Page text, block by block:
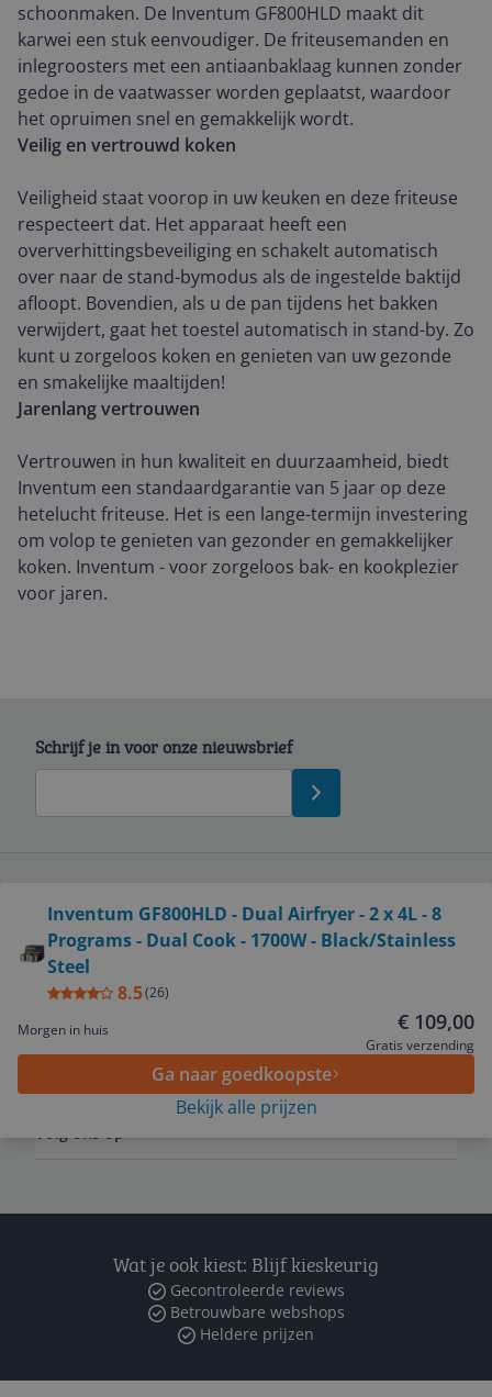
schoonmaken. De Inventum GF800HLD maakt dit
karwei een stuk eenvoudiger. De friteusemanden en
inlegroosters met een antiaanbaklaag kunnen zonder
gedoe in de vaatwasser worden geplaatst, waardoor
het opruimen snel en gemakkelijk wordt.
Veilig en vertrouwd koken
Veiligheid staat voorop in uw keuken en deze friteuse
respecteert dat. Het apparaat heeft een
oververhittingsbeveiliging en schakelt automatisch
over naar de stand-bymodus als de ingestelde baktijd
afloopt. Bovendien, als u de pan tijdens het bakken
verwijdert, gaat het toestel automatisch in stand-by. Zo
kunt u zorgeloos koken en genieten van uw gezonde
en smakelijke maaltijden!
Jarenlang vertrouwen
Vertrouwen in hun kwaliteit en duurzaamheid, biedt
Inventum een standaardgarantie van 5 jaar op deze
hetelucht friteuse. Het is een lange-termijn investering
om volop te genieten van gezonder en gemakkelijker
koken. Inventum - voor zorgeloos bak- en kookplezier
voor jaren.
Inventum GF800HLD - Dual Airfryer - 2 x 4L - 8
Programs - Dual Cook - 1700W - Black/Stainless
Steel
8.5(26)
Morgen in huis
€ 109,00
Gratis verzending
Ga naar goedkoopste
Bekijk alle prijzen
Schrijf je in voor onze nieuwsbrief
Service
Algemeen
Zakelijk
Wat je ook kiest: Blijf kieskeurig
Gecontroleerde reviews
Betrouwbare webshops
Heldere prijzen